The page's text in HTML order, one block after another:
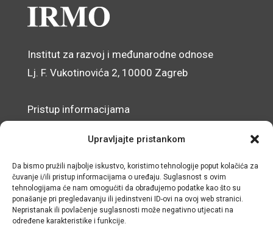
Upravljajte pristankom
Da bismo pružili najbolje iskustvo, koristimo tehnologije poput kolačića za
čuvanje i/ili pristup informacijama o uređaju. Suglasnost s ovim
tehnologijama će nam omogućiti da obrađujemo podatke kao što su
ponašanje pri pregledavanju ili jedinstveni ID-ovi na ovoj web stranici.
Nepristanak ili povlačenje suglasnosti može negativno utjecati na
određene karakteristike i funkcije.
Institut za razvoj i međunarodne odnose
Lj. F. Vukotinovića 2, 10000 Zagreb
Pristup informacijama
Izjava o pristupačnosti mrežnog sjedišta
© IRMO – Impresum
OIB: 31120185175